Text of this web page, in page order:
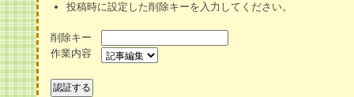
投稿時に設定した削除キーを入力してください。
削除キー
作業内容